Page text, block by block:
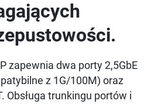
zapewnia dwa porty 2,5GbE
z 1G/100M) oraz
Obsługa trunkingu portów i